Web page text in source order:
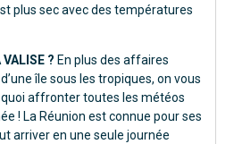
plus sec avec des températures
? En plus des affaires
île sous les tropiques, on vous
quoi affronter toutes les météos
! La Réunion est connue pour ses
arriver en une seule journée